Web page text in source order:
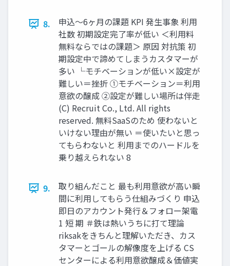
8.
申込〜6ヶ月の課題 KPI 発生事象 利用
社数 初期設定完了率が低い ＜利用料
無料ならではの課題＞ 原因 対抗策 初
期設定中で諦めてしまうカスタマーが
多い └モチベーションが低い×設定が
難しい＝挫折 ①モチベーション＝利用
意欲の醸成 ②設定が難しい場所は伴走
(C) Recruit Co., Ltd. All rights
reserved. 無料SaaSのため 使わないと
いけない理由が無い ＝使いたいと思っ
てもらわないと 利用までのハードルを
乗り越えられない 8
9.
取り組んだこと 最も利用意欲が高い瞬
間に利用してもらう仕組みづくり 申込
即日のアカウント発行＆フォロー架電
1 短 期 ＃鉄は熱いうちに打て理論
riksakをきちんと理解いただき、カス
タマーとゴールの解像度を上げる CS
センターによる利用意欲醸成＆価値実